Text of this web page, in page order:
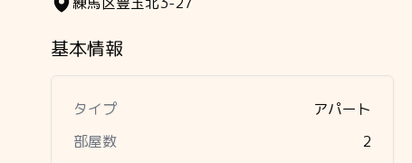
基本情報
タイプ
アパート
部屋数
2